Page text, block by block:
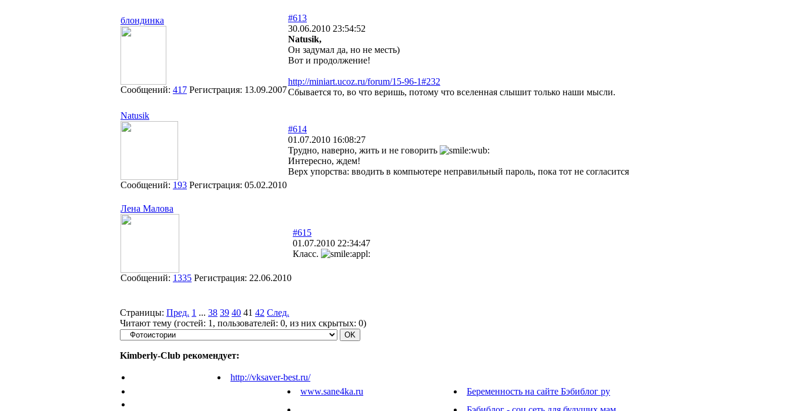
блондинка
Сообщений: 417 Регистрация: 13.09.2007
#613
30.06.2010 23:54:52
Natusik,
Он задумал да, но не месть)
Вот и продолжение!
http://miniart.ucoz.ru/forum/15-96-1#232
Сбывается то, во что веришь, потому что вселенная слышит только наши мысли.
Natusik
Сообщений: 193 Регистрация: 05.02.2010
#614
01.07.2010 16:08:27
Трудно, наверно, жить и не говорить
Интересно, ждем!
Верх упорства: вводить в компьютере неправильный пароль, пока тот не согласится
Лена Малова
Сообщений: 1335 Регистрация: 22.06.2010
#615
01.07.2010 22:34:47
Класс.
Страницы: Пред. 1 ... 38 39 40 41 42 След.
Читают тему (гостей: 1 , пользователей: 0, из них скрытых: 0)
Kimberly-Club рекомендует:
http://vksaver-best.ru/
www.sane4ka.ru
Беременность на сайте Бэбиблог ру